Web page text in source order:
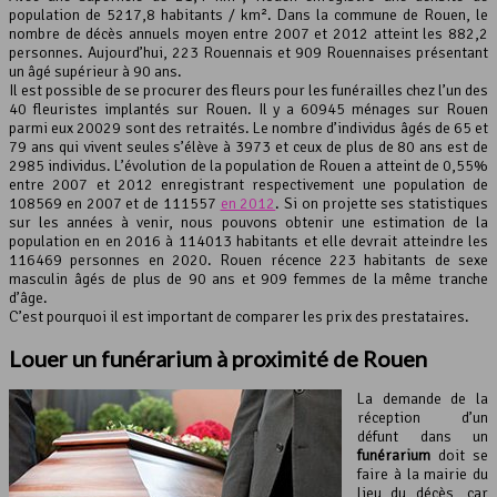
Leaflet, ©OpenStreetMapcontributeurs
population de 5217,8 habitants / km². Dans la commune de Rouen, le
nombre de décès annuels moyen entre 2007 et 2012 atteint les 882,2
personnes. Aujourd’hui, 223 Rouennais et 909 Rouennaises présentant
un âgé supérieur à 90 ans.
Il est possible de se procurer des fleurs pour les funérailles chez l’un des
40 fleuristes implantés sur Rouen. Il y a 60945 ménages sur Rouen
parmi eux 20029 sont des retraités. Le nombre d’individus âgés de 65 et
79 ans qui vivent seules s’élève à 3973 et ceux de plus de 80 ans est de
2985 individus. L’évolution de la population de Rouen a atteint de 0,55%
entre 2007 et 2012 enregistrant respectivement une population de
108569 en 2007 et de 111557 en 2012. Si on projette ses statistiques
sur les années à venir, nous pouvons obtenir une estimation de la
population en en 2016 à 114013 habitants et elle devrait atteindre les
116469 personnes en 2020. Rouen récence 223 habitants de sexe
masculin âgés de plus de 90 ans et 909 femmes de la même tranche
d’âge.
C’est pourquoi il est important de comparer les prix des prestataires.
Louer un funérarium à proximité de Rouen
La demande de la
réception d’un
défunt dans un
funérarium doit se
faire à la mairie du